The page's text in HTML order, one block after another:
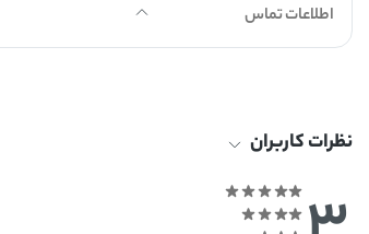
اطلاعات تماس
نظرات کاربران